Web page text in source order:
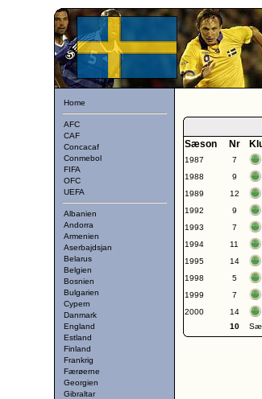
Home
AFC
CAF
Concacaf
Conmebol
FIFA
OFC
UEFA
Albanien
Andorra
Armenien
Aserbajdsjan
Belarus
Belgien
Bosnien
Bulgarien
Cypern
Danmark
England
Estland
Finland
Frankrig
Færøerne
Georgien
Gibraltar
Sæson
Nr
1987 7
1988
9
1989
12
1992
9
1993
7
1994
11
1995
14
1998
5
1999
7
2000
14
10